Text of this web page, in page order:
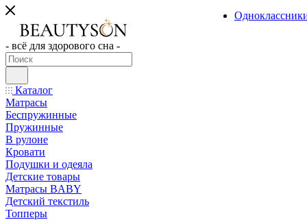
- всё для здорового сна -
Каталог
Матрасы
Беспружинные
Пружинные
В рулоне
Кровати
Подушки и одеяла
Детские товары
Матрасы BABY
Детский текстиль
Топперы